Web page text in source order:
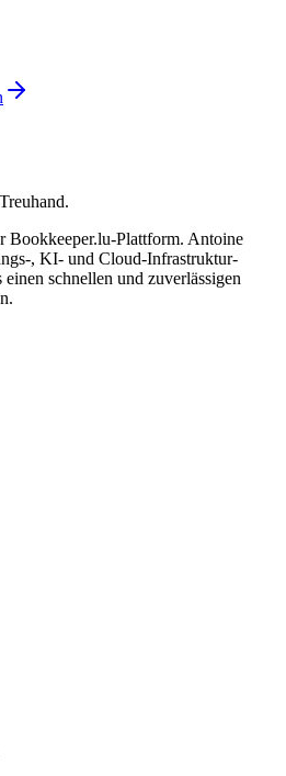
Bookkeeper.lu-Plattform. Antoine
, KI- und Cloud-Infrastruktur-
schnellen und zuverlässigen